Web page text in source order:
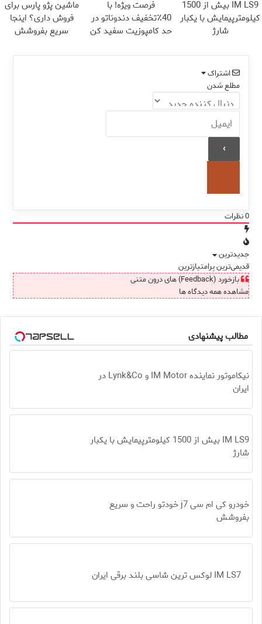
IM LS9 بیش از 1500
کیلومترپیمایش با یکبار
شارژ
فرصت ویژه! با
40٪تخفیف دندوناتو در
حد کامپوزیت سفید کن
ماشین پژو پارس برای
فروش داری؟ اینجا
سریع بفروشش
اشتراک
مطلع شدن
0نظرات
جدیدترین
قدیمی‌ترینپرامتیازترین
بازخورد (Feedback) های درون متنی
مشاهده همه دیدگاه ها
مطالب پیشنهادی
نیکاموتور نماینده IM Motor و Lynk&Co در
ایران
IM LS9 بیش از 1500 کیلومترپیمایش با یکبار
شارژ
خودرو کی ام سی j7 خودتو راحت و سریع
بفروشش
IM LS7 لوکس ترین شاسی بلند برقی ایران